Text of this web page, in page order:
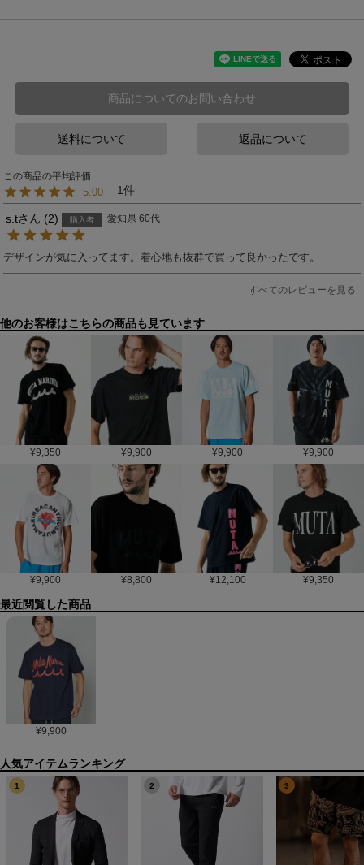
商品についてのお問い合わせ
送料について 返品について
5.00 1
s.t 2 購入者 愛知県 60代
デザインが気に入ってます。着心地も抜群で買って良かったです。
すべてのレビューを見る
他のお客様はこちらの商品も見ています
¥9,350 ¥9,900 ¥9,900 ¥9,900
¥9,900 ¥8,800 ¥12,100 ¥9,350
最近閲覧した商品
¥9,900
1 2 3